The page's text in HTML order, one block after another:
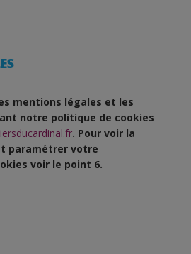
mentions légales et les
notre politique de cookies
. Pour voir la
paramétrer votre
voir le point 6.